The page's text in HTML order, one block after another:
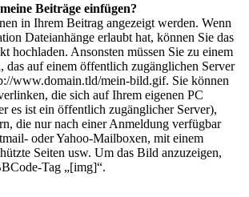
Beiträge einfügen?
in Ihrem Beitrag angezeigt werden. Wenn
Dateianhänge erlaubt hat, können Sie das
hochladen. Ansonsten müssen Sie zu einem
das auf einem öffentlich zugänglichen Server
www.domain.tld/mein-bild.gif. Sie können
die sich auf Ihrem eigenen PC
es ist ein öffentlich zugänglicher Server),
die nur nach einer Anmeldung verfügbar
oder Yahoo-Mailboxen, mit einem
Seiten usw. Um das Bild anzuzeigen,
Tag „[img]“.